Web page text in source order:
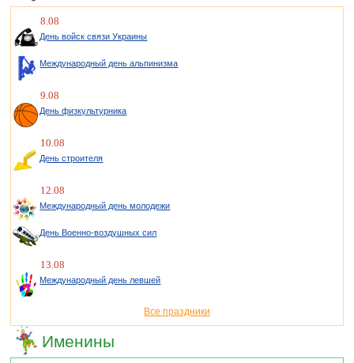
8.08
День войск связи Украины
Международный день альпинизма
9.08
День физкультурника
10.08
День строителя
12.08
Международный день молодежи
День Военно-воздушных сил
13.08
Международный день левшей
Все праздники
Именины